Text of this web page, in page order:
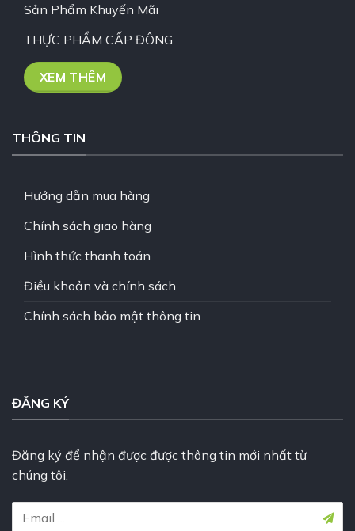
Sản Phẩm Khuyến Mãi
THỰC PHẨM CẤP ĐÔNG
XEM THÊM
THÔNG TIN
Hướng dẫn mua hàng
Chính sách giao hàng
Hình thức thanh toán
Điều khoản và chính sách
Chính sách bảo mật thông tin
ĐĂNG KÝ
Đăng ký để nhận được được thông tin mới nhất từ
chúng tôi.